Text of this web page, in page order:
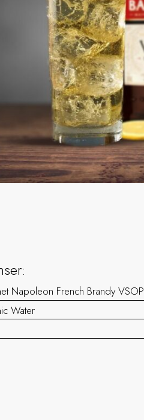
Napoleon French Brandy VSOP
Water